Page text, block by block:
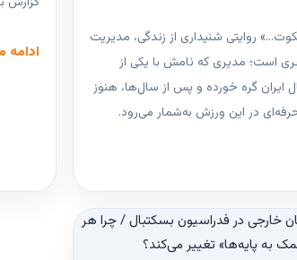
روایتی شنیداری از زندگی، مدیریت
است؛ مدیری که نامش با یکی از
ایران گره خورده و پس از سال‌ها، هنوز
در این ورزش به‌شمار می‌رود.
ادامه